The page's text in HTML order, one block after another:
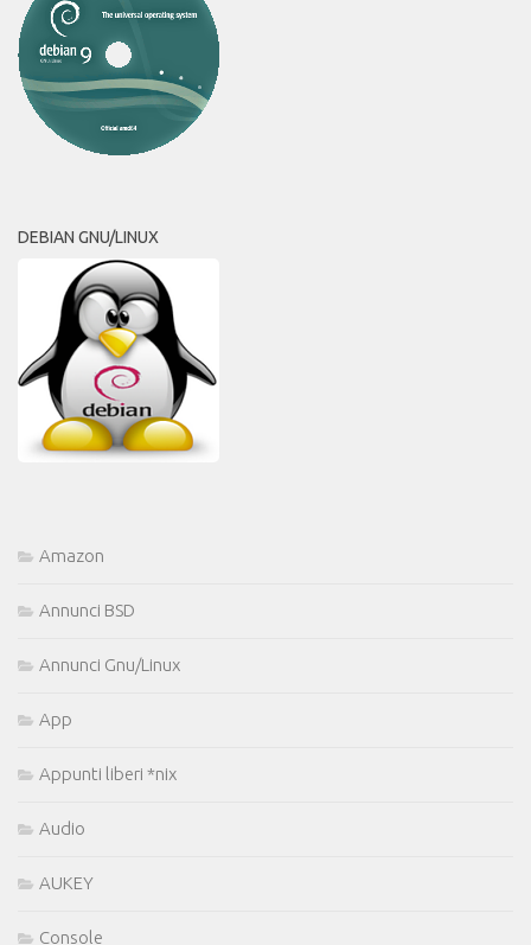
DEBIAN GNU/LINUX
Amazon
Annunci BSD
Annunci Gnu/Linux
App
Appunti liberi *nix
Audio
AUKEY
Console